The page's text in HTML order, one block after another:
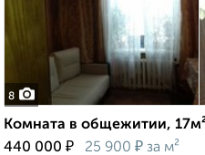
8
Комната в общежитии,
440 000 ₽ 25 900 ₽ за м²